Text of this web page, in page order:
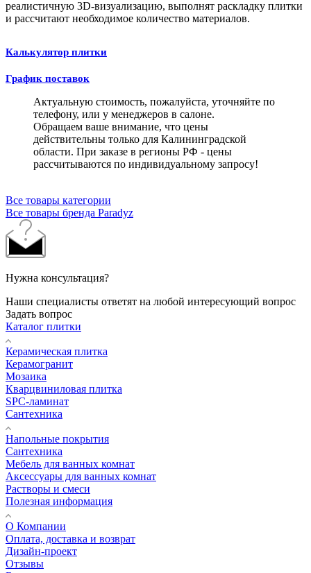
реалистичную 3D-визуализацию, выполнят раскладку плитки
и рассчитают необходимое количество материалов.
Калькулятор плитки
График поставок
Актуальную стоимость, пожалуйста, уточняйте по
телефону, или у менеджеров в салоне.
Обращаем ваше внимание, что цены
действительны только для Калининградской
области. При заказе в регионы РФ - цены
рассчитываются по индивидуальному запросу!
Все товары категории
Все товары бренда Paradyz
Нужна консультация?
Наши специалисты ответят на любой интересующий вопрос
Задать вопрос
Каталог плитки
Керамическая плитка
Керамогранит
Мозаика
Кварцвиниловая плитка
SPC-ламинат
Сантехника
Напольные покрытия
Сантехника
Мебель для ванных комнат
Аксессуары для ванных комнат
Растворы и смеси
Полезная информация
О Компании
Оплата, доставка и возврат
Дизайн-проект
Отзывы